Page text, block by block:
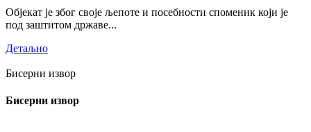
Објекат је због своје љепоте и посебности споменик који је
под заштитом државе...
Детаљно
Бисерни извор
Бисерни извор